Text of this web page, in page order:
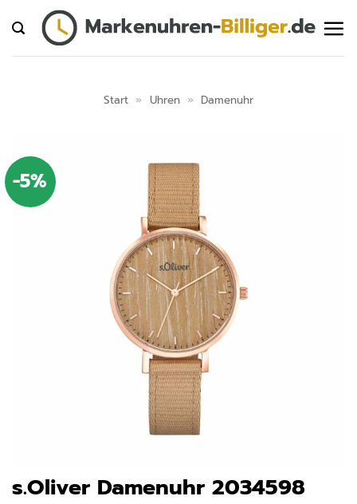
Inhalt
springen
Start » Uhren » Damenuhr
-5%
s.Oliver Damenuhr 2034598